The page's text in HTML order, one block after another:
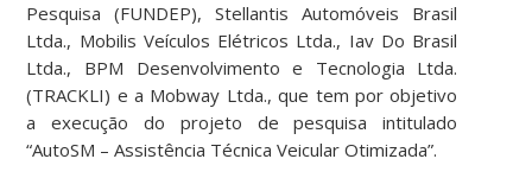
Pesquisa (FUNDEP), Stellantis Automóveis Brasil
Ltda., Mobilis Veículos Elétricos Ltda., Iav Do Brasil
Ltda., BPM Desenvolvimento e Tecnologia Ltda.
(TRACKLI) e a Mobway Ltda., que tem por objetivo
a execução do projeto de pesquisa intitulado
“AutoSM – Assistência Técnica Veicular Otimizada”.